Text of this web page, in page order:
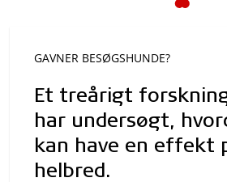
GAVNER BESØGSHUNDE?
Et treårigt
har undersøgt,
kan have en effekt
helbred.